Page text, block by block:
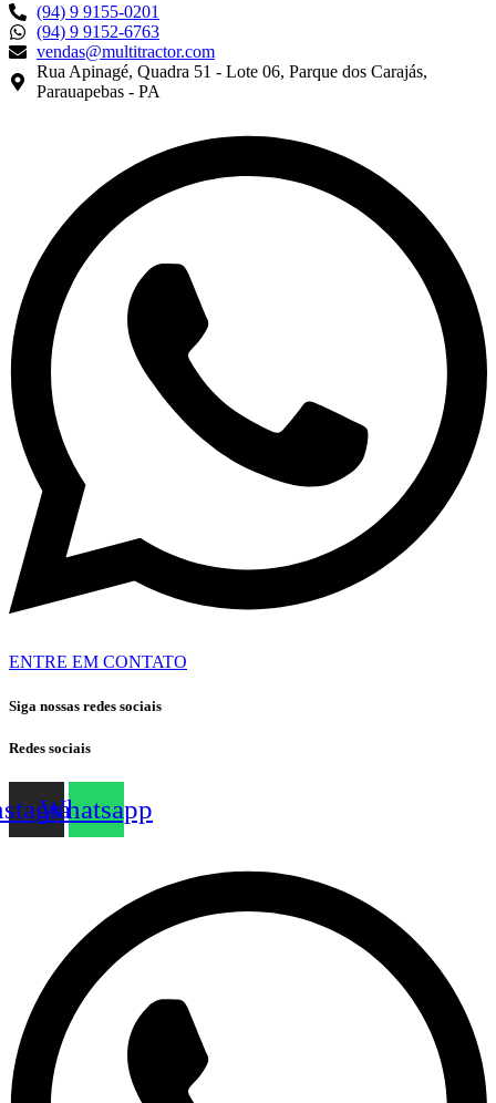
(94) 9 9155-0201
(94) 9 9152-6763
vendas@multitractor.com
Rua Apinagé, Quadra 51 - Lote 06, Parque dos Carajás,
Parauapebas - PA
ENTRE EM CONTATO
Siga nossas redes sociais
Redes sociais
Whatsapp